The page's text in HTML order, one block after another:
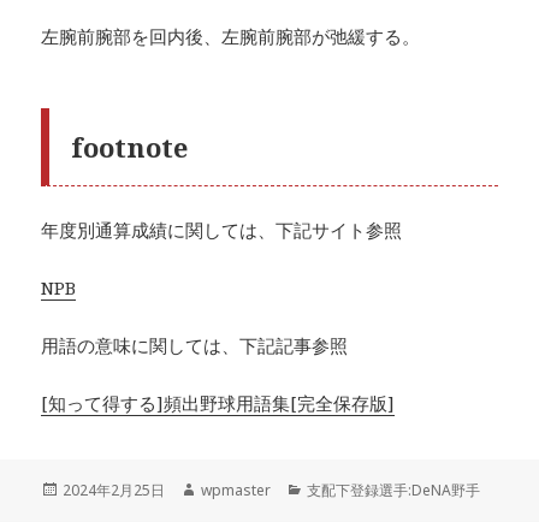
左腕前腕部を回内後、左腕前腕部が弛緩する。
footnote
年度別通算成績に関しては、下記サイト参照
NPB
用語の意味に関しては、下記記事参照
[知って得する]頻出野球用語集[完全保存版]
投
2024年2月25日
作
wpmaster
カ
支配下登録選手:DeNA野手